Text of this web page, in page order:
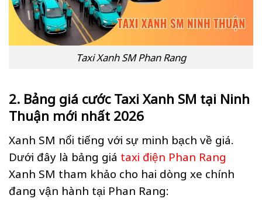
Taxi Xanh SM Phan Rang
2. Bảng giá cước Taxi Xanh SM tại Ninh
Thuận mới nhất 2026
Xanh SM nổi tiếng với sự minh bạch về giá.
Dưới đây là bảng giá taxi điện Phan Rang
Xanh SM tham khảo cho hai dòng xe chính
đang vận hành tại Phan Rang: